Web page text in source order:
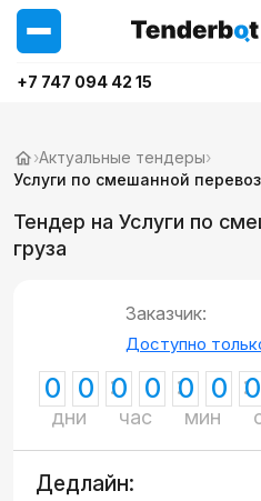
+7 747 094 42 15
›Актуальные тендеры›
Услуги по смешанной
Тендер на Услуги по
груза
Заказчик:
Доступно
0 0
дни
0 0
час
0 0
мин
0
Дедлайн: